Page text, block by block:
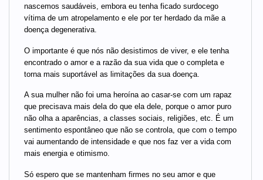
nascemos saudáveis, embora eu tenha ficado surdocego
vítima de um atropelamento e ele por ter herdado da mãe a
doença degenerativa.
O importante é que nós não desistimos de viver, e ele tenha
encontrado o amor e a razão da sua vida que o completa e
torna mais suportável as limitações da sua doença.
A sua mulher não foi uma heroína ao casar-se com um rapaz
que precisava mais dela do que ela dele, porque o amor puro
não olha a aparências, a classes sociais, religiões, etc. É um
sentimento espontâneo que não se controla, que com o tempo
vai aumentando de intensidade e que nos faz ver a vida com
mais energia e otimismo.
Só espero que se mantenham firmes no seu amor e que